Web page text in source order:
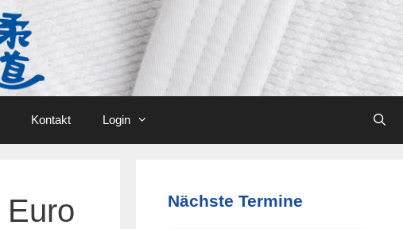
Kontakt Login
Euro
Nächste Termine